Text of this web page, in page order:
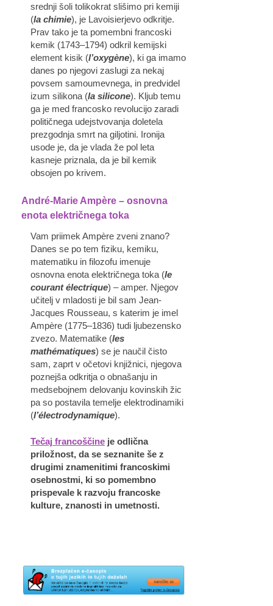
srednji šoli tolikokrat slišimo pri kemiji
(la chimie), je Lavoisierjevo odkritje.
Prav tako je ta pomembni francoski
kemik (1743–1794) odkril kemijski
element kisik (l’oxygène), ki ga imamo
danes po njegovi zaslugi za nekaj
povsem samoumevnega, in predvidel
izum silikona (la silicone). Kljub temu
ga je med francosko revolucijo zaradi
političnega udejstvovanja doletela
prezgodnja smrt na giljotini. Ironija
usode je, da je vlada že pol leta
kasneje priznala, da je bil kemik
obsojen po krivem.
André-Marie Ampère – osnovna
enota električnega toka
Vam priimek Ampère zveni znano?
Danes se po tem fiziku, kemiku,
matematiku in filozofu imenuje
osnovna enota električnega toka (le
courant électrique) – amper. Njegov
učitelj v mladosti je bil sam Jean-
Jacques Rousseau, s katerim je imel
Ampère (1775–1836) tudi ljubezensko
zvezo. Matematike (les
mathématiques) se je naučil čisto
sam, zaprt v očetovi knjižnici, njegova
poznejša odkritja o obnašanju in
medsebojnem delovanju kovinskih žic
pa so postavila temelje elektrodinamiki
(l’électrodynamique).
Tečaj francoščine je odlična
priložnost, da se seznanite še z
drugimi znamenitimi francoskimi
osebnostmi, ki so pomembno
prispevale k razvoju francoske
kulture, znanosti in umetnosti.